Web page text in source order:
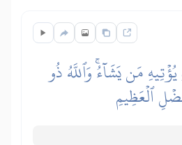
مَن يَشَآءُۚ وَٱللَّهُ ذُو
ٱلۡعَظِيمِ